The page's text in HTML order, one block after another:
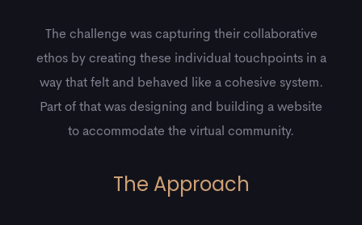
The challenge was capturing their collaborative
ethos by creating these individual touchpoints in a
way that felt and behaved like a cohesive system.
Part of that was designing and building a website
to accommodate the virtual community.
The Approach